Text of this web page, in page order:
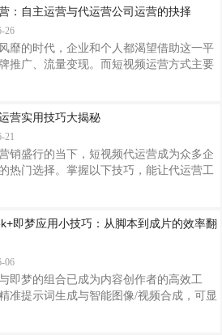
短视频的真实成本结构。一、初期固定投
账号搭建成本硬件设备：基础配置：智能
5000元）+自拍杆/三脚架（100-300元）
200-500元），适合简单口播类内容；进阶
摄像机（8000-2万元）+麦克风（500-1500
（1000-3000元），适用于产品展示、场
：自主运营与代运营公司运营的抉择
26
靡的时代，企业和个人都渴望借助这一平
推广、流量变现。而短视频运营方式主要
合自身情况谨慎考量。自主运营短视频，
在于对内容的绝对掌控。运营者能深入了
、产品或个人特色，精准把握目标受众喜
高度贴合自身定位的内容。比如一些小众
他们亲自运营账号，将独特的创作过程、
融入视频，与粉丝建立起深厚的情感连
诚度极高。同时，自主运营成本相对较
营实用技巧大揭秘
21
销盛行的当下，短视频代运营成为众多企
热门选择。掌握以下技巧，能让代运营工
品牌、产品或个人特色，结合目标受众的
、兴趣爱好等，确定账号定位。比如，若
品牌，账号可定位为美妆教程分享，针对
体，内容围绕化妆技巧、产品测评等展
位能让账号在海量信息中脱颖而出，吸引
内容为王，打造爆款优质内容是吸引用户
方面，要紧跟热点，将热点话题与账号定
，增加内容曝光度。例如，在热门影
即梦应用小技巧：从脚本到成片的效率翻
06
与即梦的组合已成为内容创作者的高效工
准提示词生成与智能图像/视频合成，可显
程，提炼出可落地的实操技巧。一、脚本